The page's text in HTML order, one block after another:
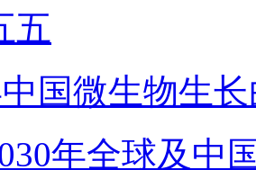
五
国微生物生
年全球及中